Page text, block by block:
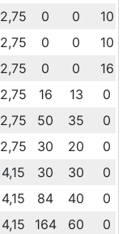
2,75 0 0
10
2,75 0 0
10
2,75 0 0
16
2,75 16 13 0
2,75 50 35 0
2,75 30 20 0
4,15 30 30 0
4,15 84 40 0
4,15 164 60 0